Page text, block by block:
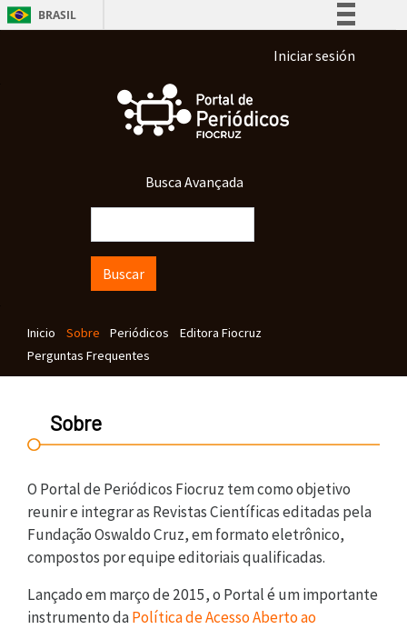
Pasar al contenido principal
BRASIL
Participe
Acesso à informação
Menu de
Iniciar sesión
Busca Avançada
Navegação principal
Inicio Sobre Periódicos
Editora Fiocruz
Perguntas Frequentes
Sobre
O Portal de Periódicos Fiocruz tem como objetivo
reunir e integrar as Revistas Científicas editadas pela
Fundação Oswaldo Cruz, em formato eletrônico,
compostos por equipe editoriais qualificadas.
Lançado em março de 2015, o Portal é um importante
instrumento daPolítica de Acesso Aberto ao